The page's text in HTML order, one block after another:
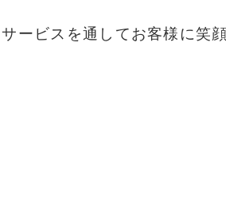
ービスを通してお客様に笑